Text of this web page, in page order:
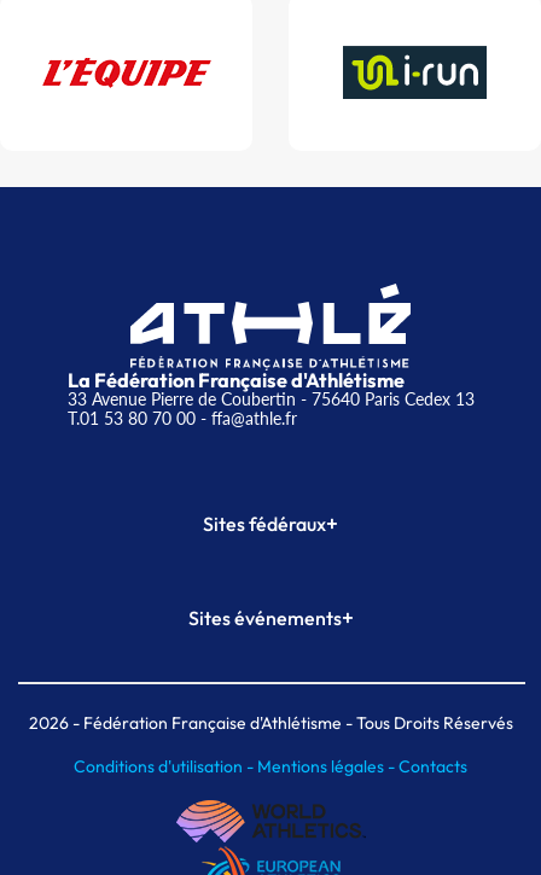
La Fédération Française d'Athlétisme
33 Avenue Pierre de Coubertin - 75640 Paris Cedex 13
T.01 53 80 70 00- ffa@athle.fr
Sites fédéraux+
Plateforme Formation
Sites événements+
Meeting de Paris indoor
MAIF Ekiden de Paris
2026- Fédération Française d'Athlétisme - Tous Droits Réservés
Conditions d'utilisation - Mentions légales -Contacts